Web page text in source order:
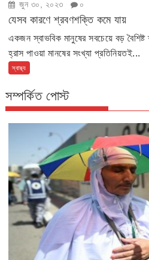
জুন ৩০, ২০২৩ ০
যেসব কারণে শ্রবণশক্তি কমে যায়
একজন স্বাভবিক মানুষের সবচেয়ে বড়
হ্রাস পাওয়া মানষের সংখ্যা প্রতিনিয়তই...
স্বাস্থ্য
সম্পর্কিত পোস্ট